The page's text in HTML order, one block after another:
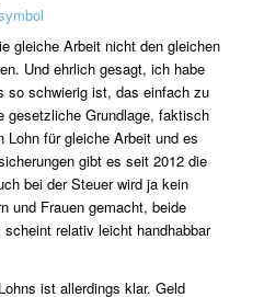
gleiche Arbeit nicht den gleichen
Und ehrlich gesagt, ich habe
so schwierig ist, das einfach zu
gesetzliche Grundlage, faktisch
Lohn für gleiche Arbeit und es
gibt es seit 2012 die
bei der Steuer wird ja kein
und Frauen gemacht, beide
relativ leicht handhabbar
ist allerdings klar. Geld